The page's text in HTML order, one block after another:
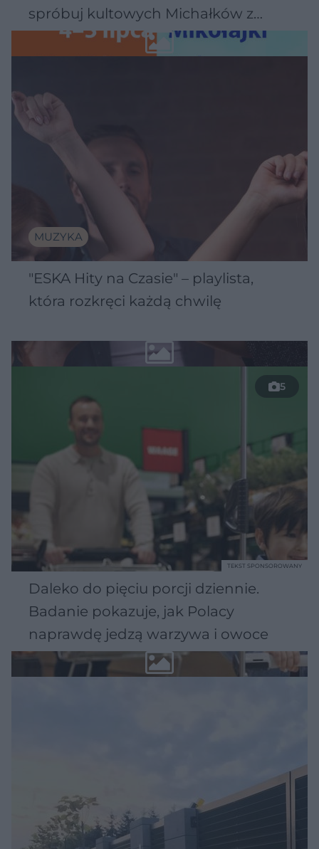
spróbuj kultowych Michałków z
Wawelu
MUZYKA
"ESKA Hity na Czasie" – playlista,
która rozkręci każdą chwilę
5
Daleko do pięciu porcji dziennie.
Badanie pokazuje, jak Polacy
naprawdę jedzą warzywa i owoce
TEKST SPONSOROWANY